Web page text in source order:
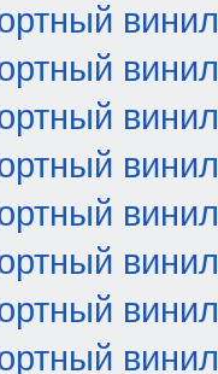
винил
винил
винил
винил
винил
винил
винил
винил